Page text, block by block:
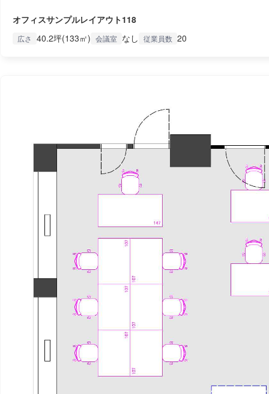
オフィスサンプルレイアウト118
広さ 40.2坪(133㎡) 会議室 なし 従業員数 20